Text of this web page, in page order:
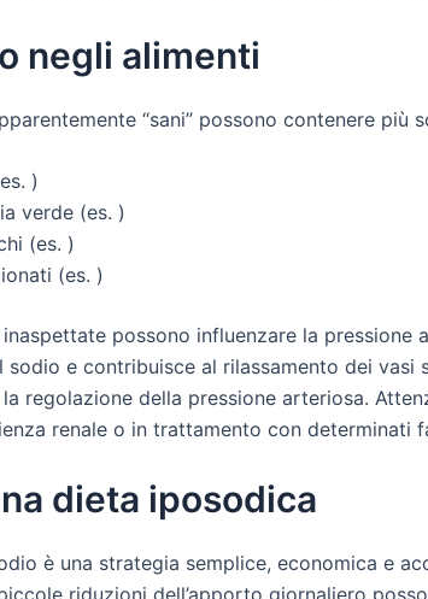
negli alimenti
“sani” possono contenere più
)
verde (es. )
(es. )
(es. )
possono influenzare la
sodio e contribuisce al rilassamento dei
regolazione della pressione arteriosa.
renale o in trattamento con determinati
dieta iposodica
è una strategia semplice, economica e
riduzioni dell’apporto giornaliero